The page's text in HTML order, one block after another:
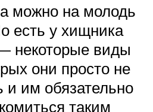
можно на молодь
есть у хищника
некоторые виды
они просто не
и им обязательно
таким